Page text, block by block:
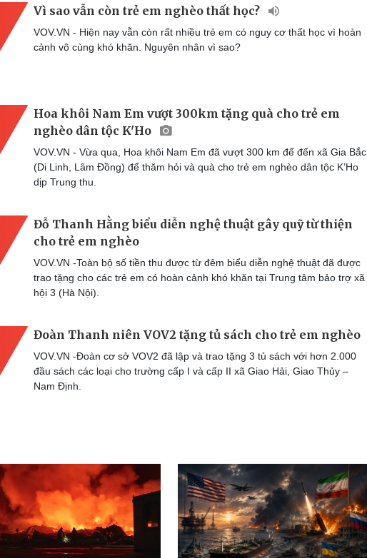
Vì sao vẫn còn trẻ em nghèo thất học?
VOV.VN - Hiện nay vẫn còn rất nhiều trẻ em có nguy cơ thất học vì hoàn
cảnh vô cùng khó khăn. Nguyên nhân vì sao?
Hoa khôi Nam Em vượt 300km tặng quà cho trẻ em
nghèo dân tộc K'Ho
VOV.VN - Vừa qua, Hoa khôi Nam Em đã vượt 300 km để đến xã Gia Bắc
(Di Linh, Lâm Đồng) để thăm hỏi và quà cho trẻ em nghèo dân tộc K’Ho
dịp Trung thu.
Đỗ Thanh Hằng biểu diễn nghệ thuật gây quỹ từ thiện
cho trẻ em nghèo
VOV.VN -Toàn bộ số tiền thu được từ đêm biểu diễn nghệ thuật đã được
trao tặng cho các trẻ em có hoàn cảnh khó khăn tại Trung tâm bảo trợ xã
hội 3 (Hà Nội).
Đoàn Thanh niên VOV2 tặng tủ sách cho trẻ em nghèo
VOV.VN -Đoàn cơ sở VOV2 đã lập và trao tặng 3 tủ sách với hơn 2.000
đầu sách các loại cho trường cấp I và cấp II xã Giao Hải, Giao Thủy –
Nam Định.